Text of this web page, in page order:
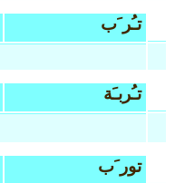
تـُر َب
تـُربـَة
تور َب